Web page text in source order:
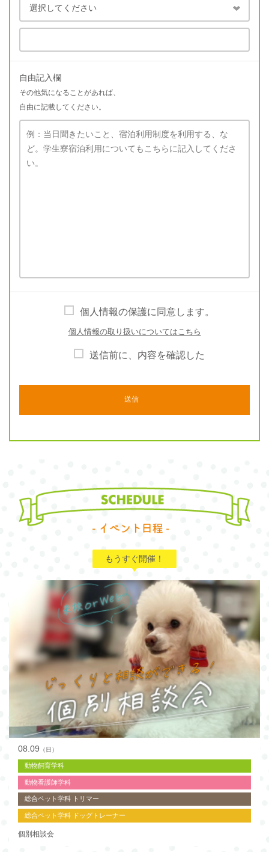
自由記入欄
その他気になることがあれば、
自由に記載してください。
個人情報の保護に同意します。
個人情報の取り扱いについてはこちら
送信前に、内容を確認した
もうすぐ開催！
08.09 （日）
動物飼育学科
動物看護師学科
総合ペット学科 トリマー
総合ペット学科 ドッグトレーナー
個別相談会